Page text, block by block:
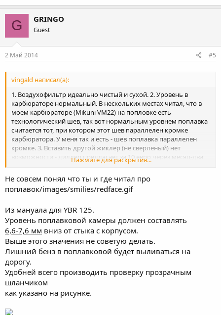
G GRINGO
Guest
2 Май 2014 #5
vingald написал(а):
1. Воздухофильтр идеально чистый и сухой. 2. Уровень в
карбюраторе нормальный. В нескольких местах читал, что в
моем карбюраторе (Mikuni VM22) на попловке есть
технологический шев, так вот нормальным уровнем поплавка
считается тот, при котором этот шев параллелен кромке
карбюратора. У меня так и есть - шев поплавка параллелен
кромке. 3. Вставить другой жиклер (не сверленый) нет
возможности - диллер предлагает за 10 евро через месяц-два
под заказ, а больше нигде не нашел. 4. Все остальные каналы-
вычистил. Все дуется воздухом и блестит. Не совсем понятна
фраза "согласовать оба карбюратора". Наверное, это описка -
регулировки в карбюраторе, но их изменение не приводит к
какому-то положительному результату. Пришла мысль -
может дело в угле опережения зажигания?.... И еще, может кто-
нибудь порекомендует специалиста в Минске. Вроде столица, а
деревня-деревней - не найти толкового человека...
Нажмите для раскрытия...
Не совсем понял что ты и где читал про
поплавок/images/smilies/redface.gif
Из мануала для YBR 125.
Уровень поплавковой камеры должен составлять
6,6-7,6 мм вниз от стыка с корпусом.
Выше этого значения не советую делать.
Лишний бенз в поплавковой будет выливаться на
дорогу.
Удобней всего производить проверку прозрачным
шланчиком
как указано на рисунке.